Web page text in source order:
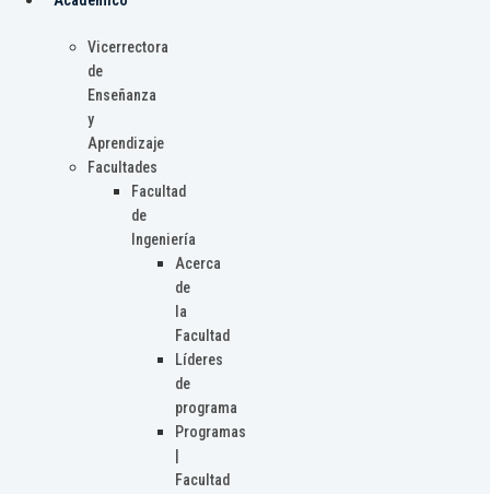
Vicerrectora
de
Enseñanza
y
Aprendizaje
Facultades
Facultad
de
Ingeniería
Acerca
de
la
Facultad
Líderes
de
programa
Programas
Facultad